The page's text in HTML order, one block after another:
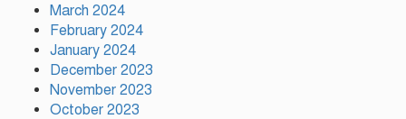
March 2024
February 2024
January 2024
December 2023
November 2023
October 2023